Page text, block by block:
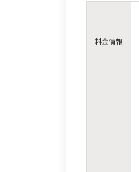
料金情報